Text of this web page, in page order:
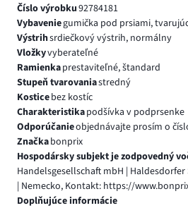
Číslo výrobku92784181
Vybaveniegumička pod prsiami,
Výstrihsrdiečkový výstrih, normálny
Vložkyvyberateľné
Ramienkaprestaviteľné, štandard
Stupeň tvarovaniastredný
Kosticebez kostíc
Charakteristikapodšívka v podprsenke
Odporúčanieobjednávajte prosím o
Značkabonprix
Hospodársky subjekt je zodpovedný
Handelsgesellschaft mbH |
| Nemecko, Kontakt: https://
Doplňujúce informácie